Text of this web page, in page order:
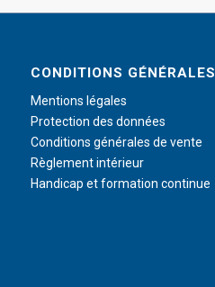
CONDITIONS GÉNÉRALES
Mentions légales
Protection des données
Conditions générales de vente
Règlement intérieur
Handicap et formation continue